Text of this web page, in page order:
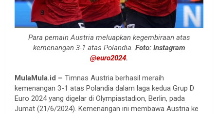
Para pemain Austria meluapkan kegembiraan atas
kemenangan 3-1 atas Polandia. Foto: Instagram
@euro2024.
MulaMula.id – Timnas Austria berhasil meraih
kemenangan 3-1 atas Polandia dalam laga kedua Grup D
Euro 2024 yang digelar di Olympiastadion, Berlin, pada
Jumat (21/6/2024). Kemenangan ini membawa Austria ke